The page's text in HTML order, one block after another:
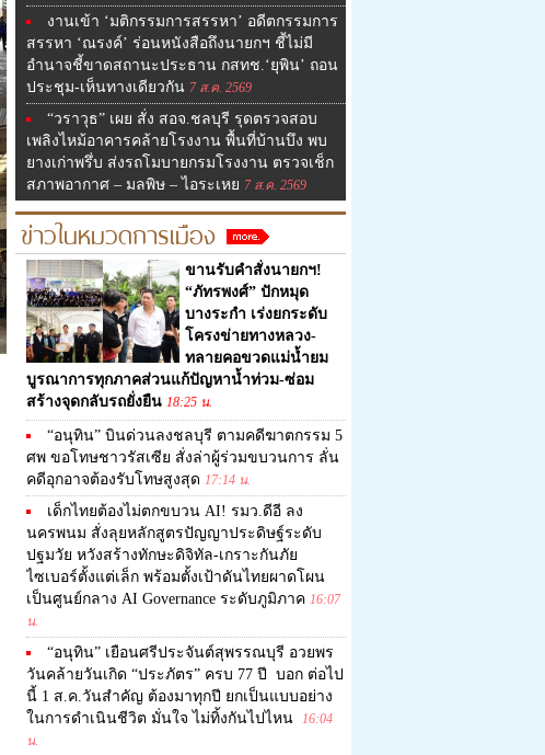
งานเข้า ‘มติกรรมการสรรหา’ อดีตกรรมการ
สรรหา ‘ณรงค์’ ร่อนหนังสือถึงนายกฯ ชี้ไม่มี
อำนาจชี้ขาดสถานะประธาน กสทช.‘ยุพิน’ ถอน
ประชุม-เห็นทางเดียวกัน 7 ส.ค. 2569
“วราวุธ” เผย สั่ง สอจ.ชลบุรี รุดตรวจสอบ
เพลิงไหม้อาคารคล้ายโรงงาน พื้นที่บ้านบึง พบ
ยางเก่าพรึ่บ ส่งรถโมบายกรมโรงงาน ตรวจเช็ก
สภาพอากาศ – มลพิษ – ไอระเหย 7 ส.ค. 2569
ข่าวในหมวดการเมือง
ขานรับคำสั่งนายกฯ!
“ภัทรพงศ์” ปักหมุด
บางระกำ เร่งยกระดับ
โครงข่ายทางหลวง-
ทลายคอขวดแม่น้ำยม
บูรณาการทุกภาคส่วนแก้ปัญหาน้ำท่วม-ซ่อม
สร้างจุดกลับรถยั่งยืน 18:25 น.
“อนุทิน” บินด่วนลงชลบุรี ตามคดีฆาตกรรม 5
ศพ ขอโทษชาวรัสเซีย สั่งล่าผู้ร่วมขบวนการ ลั่น
คดีอุกอาจต้องรับโทษสูงสุด 17:14 น.
เด็กไทยต้องไม่ตกขบวน AI! รมว.ดีอี ลง
นครพนม สั่งลุยหลักสูตรปัญญาประดิษฐ์ระดับ
ปฐมวัย หวังสร้างทักษะดิจิทัล-เกราะกันภัย
ไซเบอร์ตั้งแต่เล็ก พร้อมตั้งเป้าดันไทยผาดโผน
เป็นศูนย์กลาง AI Governance ระดับภูมิภาค 16:07
น.
“อนุทิน” เยือนศรีประจันต์สุพรรณบุรี อวยพร
วันคล้ายวันเกิด “ประภัตร” ครบ 77 ปี บอก ต่อไป
นี้ 1 ส.ค.วันสำคัญ ต้องมาทุกปี ยกเป็นแบบอย่าง
ในการดำเนินชีวิต มั่นใจ ไม่ทิ้งกันไปไหน 16:04
น.